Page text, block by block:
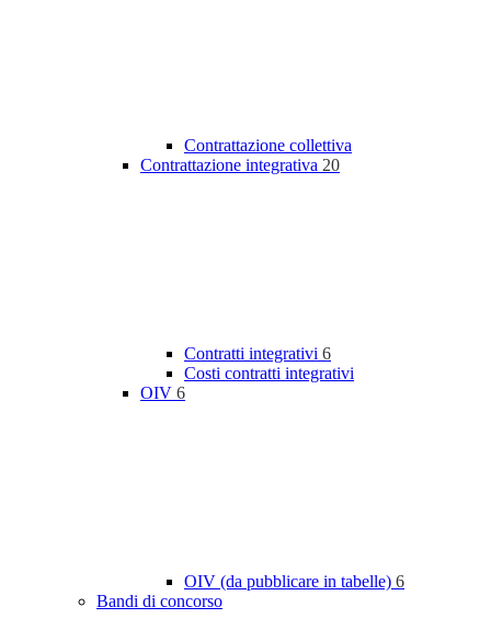
Contrattazione collettiva
Contrattazione integrativa 20
Contratti integrativi 6
Costi contratti integrativi
OIV 6
OIV (da pubblicare in tabelle) 6
Bandi di concorso